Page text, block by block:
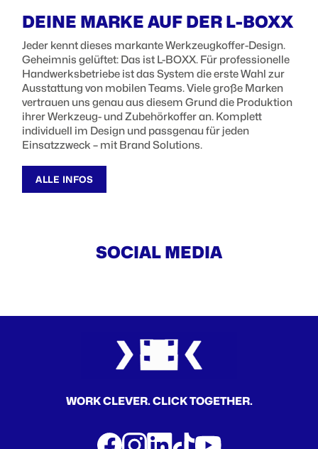
DEINE MARKE AUF DER L-BOXX
Jeder kennt dieses markante Werkzeugkoffer-Design.
Geheimnis gelüftet: Das ist L-BOXX. Für professionelle
Handwerksbetriebe ist das System die erste Wahl zur
Ausstattung von mobilen Teams. Viele große Marken
vertrauen uns genau aus diesem Grund die Produktion
ihrer Werkzeug- und Zubehörkoffer an. Komplett
individuell im Design und passgenau für jeden
Einsatzzweck – mit Brand Solutions.
ALLE INFOS
SOCIAL MEDIA
WORK CLEVER. CLICK TOGETHER.